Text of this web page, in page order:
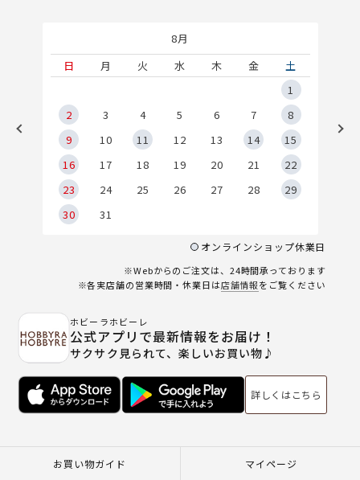
8月
日
月 火 水 木 金
土
1
2
3 4 5 6 7
8
9
10 11 12 13 14
15
16
17 18 19 20 21
22
23
24 25 26 27 28
29
30
31
オンラインショップ休業日
※Webからのご注文は、24時間承っております
※各実店舗の営業時間・休業日は店舗情報をご覧ください
ホビーラホビーレ
公式アプリで最新情報をお届け！
サクサク見られて、楽しいお買い物♪
詳しくはこちら
お買い物ガイド マイページ